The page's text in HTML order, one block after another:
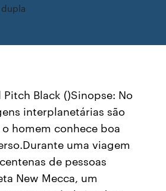
Black ()Sinopse: No
interplanetárias são
homem conhece boa
uma viagem
de pessoas
New Mecca, um